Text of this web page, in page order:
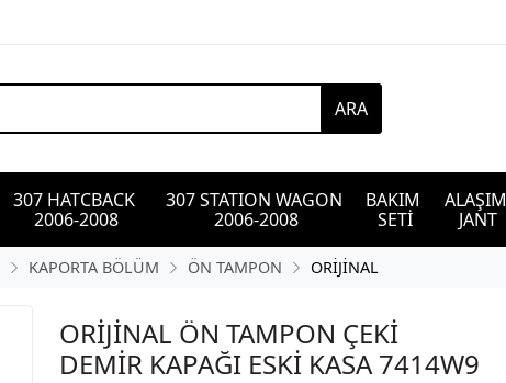
ARA
307 HATCBACK
2006-2008
307 STATION WAGON
2006-2008
BAKIM
SETİ
ALAŞIM
JANT
KAPORTA BÖLÜM ÖN TAMPON ORİJİNAL
ORİJİNAL ÖN TAMPON ÇEKİ
DEMİR KAPAĞI ESKİ KASA 7414W9